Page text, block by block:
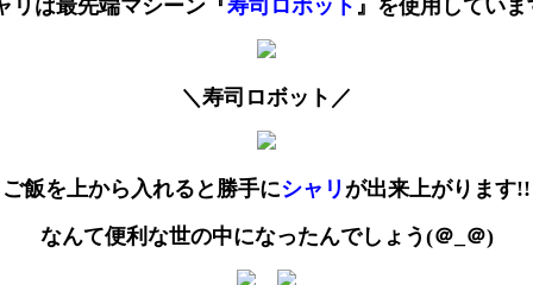
リは最先端マシーン『寿司ロボット 』を使用してい
＼ 寿司ロボット ／
ご飯を上から入れると勝手にシャリ が出来上がります!!
なんて便利な世の中になったんでしょう(＠_＠)